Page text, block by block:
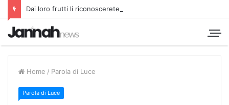
Dai loro frutti li riconoscerete
Home / Parola di Luce
Parola di Luce